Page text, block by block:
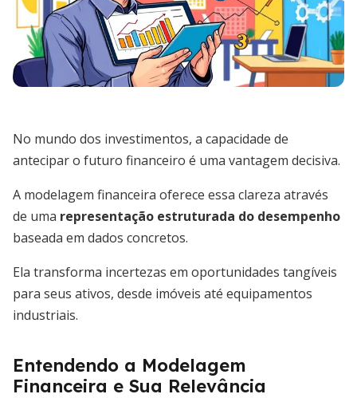
No mundo dos investimentos, a capacidade de
antecipar o futuro financeiro é uma vantagem decisiva.
A modelagem financeira oferece essa clareza através
de uma representação estruturada do desempenho
baseada em dados concretos.
Ela transforma incertezas em oportunidades tangíveis
para seus ativos, desde imóveis até equipamentos
industriais.
Entendendo a Modelagem
Financeira e Sua Relevância